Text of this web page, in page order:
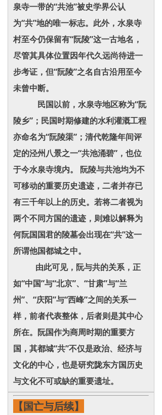
泉寺一带的“共池”被史学界公认
为“共”地的唯一标志。此外，水泉寺
村至今仍保留有“阮陵”这一古地名，
尽管其具体位置因年代久远尚待进一
步考证，但“阮陵”之名自古沿用至今
未曾中断。
民国以前，水泉寺地区称为“阮
陵乡”；民国时期修建的水利灌溉工程
亦命名为“阮陵渠”；清代乾隆年间评
定的泾州八景之一“共池涌碧”，也位
于今水泉寺境内。 阮陵与共池均为不
可移动的重要历史遗迹，二者并存已
有三千年以上的历史。若将二者视为
两个不同方国的遗迹，则难以解释为
何阮国国君的陵墓会出现在“共”这一
所谓他国都城之中。
由此可见，阮与共的关系，正
如“中国”与“北京”、“甘肃”与“兰
州”、“庆阳”与“西峰”之间的关系一
样，前者代表整体，后者则是其中心
所在。阮国作为商周时期的重要方
国，其都城“共”不仅是政治、经济与
文化的中心，也是研究陇东方国历史
与文化不可或缺的重要遗址。
【国亡与后续】